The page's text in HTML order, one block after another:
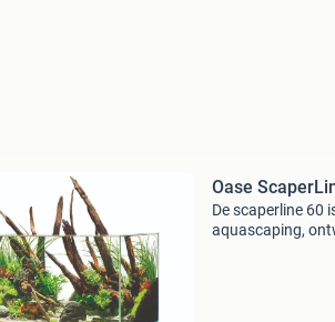
Oase
De scaperline 60
aquascaping,